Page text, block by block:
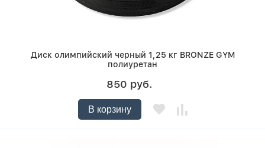
Диск олимпийский черный 1,25 кг BRONZE GYM
полиуретан
850 руб.
В корзину